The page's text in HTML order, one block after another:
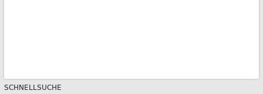
SCHNELLSUCHE